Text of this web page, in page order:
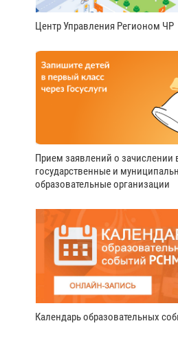
Центр Управления Регионом ЧР
Прием заявлений о зачислении
государственные и
образовательные организации
Календарь образовательных